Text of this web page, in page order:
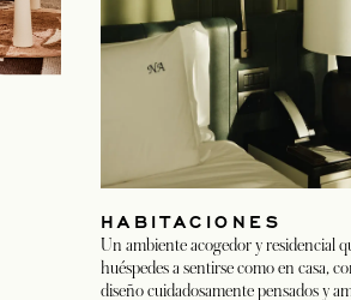
HABITACIONES
Un ambiente acogedor y residencial
huéspedes a sentirse como en casa,
diseño cuidadosamente pensados y